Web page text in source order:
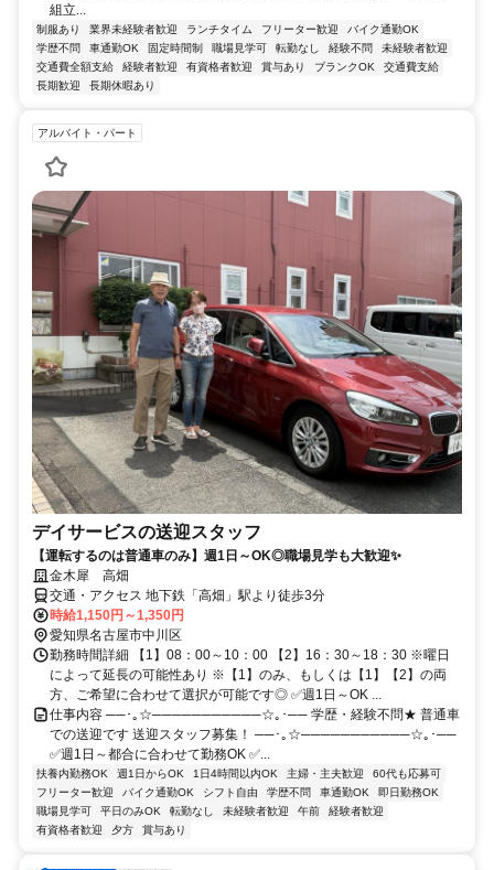
組立...
制服あり 業界未経験者歓迎 ランチタイム フリーター歓迎
バイク通勤OK
学歴不問
車通勤OK 固定時間制 職場見学可 転勤なし 経験不問
未経験者歓迎
交通費全額支給
経験者歓迎 有資格者歓迎 賞与あり ブランクOK
交通費支給
長期歓迎
長期休暇あり
アルバイト・パート
デイサービスの送迎スタッフ
【運転するのは普通車のみ】週1日～OK◎職場見学も大歓迎✨
金木犀 高畑
交通・アクセス 地下鉄「高畑」駅より徒歩3分
時給1,150円～1,350円
愛知県名古屋市中川区
勤務時間詳細 【1】08：00～10：00 【2】16：30～18：30 ※曜日
によって延長の可能性あり ※【1】のみ、もしくは【1】【2】の両
方、ご希望に合わせて選択が可能です◎ ✅週1日～OK ...
仕事内容 ──･｡☆───────────☆｡･── 学歴・経験不問★ 普通車
での送迎です 送迎スタッフ募集！ ──･｡☆───────────☆｡･──
✅週1日～都合に合わせて勤務OK ✅...
扶養内勤務OK 週1日からOK 1日4時間以内OK 主婦・主夫歓迎
60代も応募可
フリーター歓迎
バイク通勤OK シフト自由 学歴不問 車通勤OK
即日勤務OK
職場見学可
平日のみOK 転勤なし 未経験者歓迎 午前
経験者歓迎
有資格者歓迎
夕方 賞与あり